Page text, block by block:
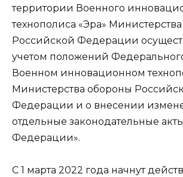
территории Военного
технополиса «Эра»
Российской Федерации
учетом положений
Военном инновационном
Министерства обороны
Федерации и о внесении
отдельные законодательные
Федерации».
С 1 марта 2022 года начнут